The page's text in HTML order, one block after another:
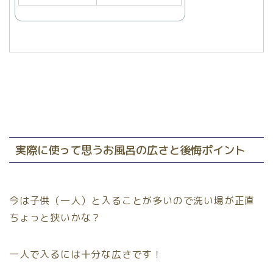
実際に使って思うお風呂の広さと後悔ポイント
今は子供（一人）と入ることが多いので洗い場が正直
ちょっと狭いかな ？
一人で入るには十分な広さです！